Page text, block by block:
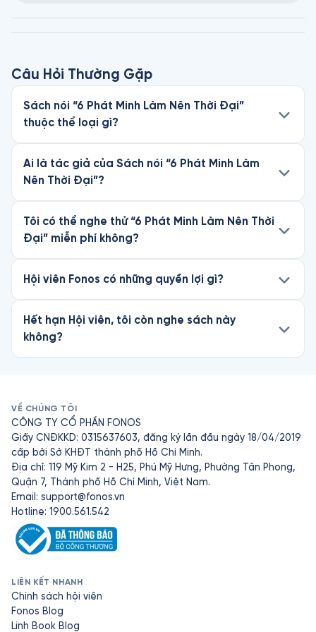
Câu Hỏi Thường Gặp
Sách nói “6 Phát Minh Làm Nên Thời Đại”
thuộc thể loại gì?
Ai là tác giả của Sách nói “6 Phát Minh Làm
Nên Thời Đại”?
Tôi có thể nghe thử “6 Phát Minh Làm Nên Thời
Đại” miễn phí không?
Hội viên Fonos có những quyền lợi gì?
Hết hạn Hội viên, tôi còn nghe sách này
không?
VỀ CHÚNG TÔI
CÔNG TY CỔ PHẦN FONOS
Giấy CNĐKKD: 0315637603, đăng ký lần đầu ngày 18/04/2019
cấp bởi Sở KHĐT thành phố Hồ Chí Minh.
Địa chỉ: 119 Mỹ Kim 2 - H25, Phú Mỹ Hưng, Phường Tân Phong,
Quận 7, Thành phố Hồ Chí Minh, Việt Nam.
Email: support@fonos.vn
Hotline: 1900.561.542
LIÊN KẾT NHANH
Chính sách hội viên
Fonos Blog
Linh Book Blog